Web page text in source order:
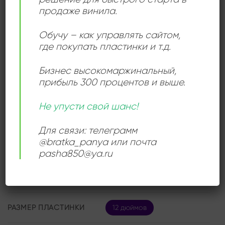
текстуры с плотным басом и ритмичными
звуковое путешествие.
ДЕТАЛИ
ИСПОЛНИТЕЛЬ One Dove
РАЗМЕР ПЛАСТИНКИ 12 дюймов
продаже винила.
Обучу – как управлять сайтом,
где покупать пластинки и т.д.
Бизнес высокомаржинальный,
прибыль 300 процентов и выше.
Не упусти свой шанс!
Для связи: телеграмм
@bratka_panya или почта
pasha850@ya.ru